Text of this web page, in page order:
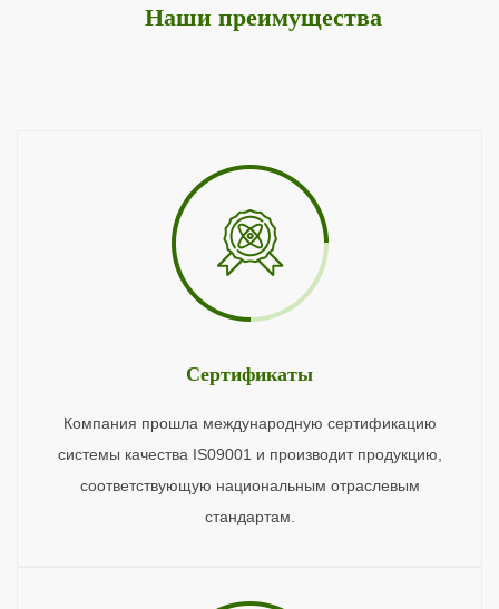
Наши преимущества
Сертификаты
Компания прошла международную сертификацию
системы качества IS09001 и производит продукцию,
соответствующую национальным отраслевым
стандартам.